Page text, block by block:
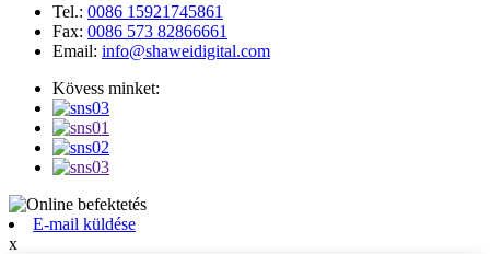
Tel.: 0086 15921745861
Fax: 0086 573 82866661
Email: info@shaweidigital.com
Kövess minket:
E-mail küldése
x